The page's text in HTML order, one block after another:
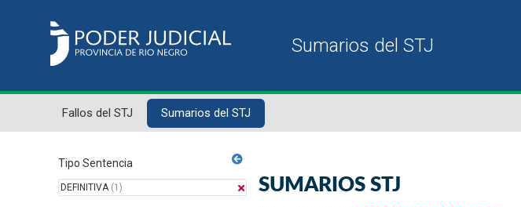
Fallos del STJ Sumarios del STJ
Tipo Sentencia
DEFINITIVA(1) SUMARIOS STJ